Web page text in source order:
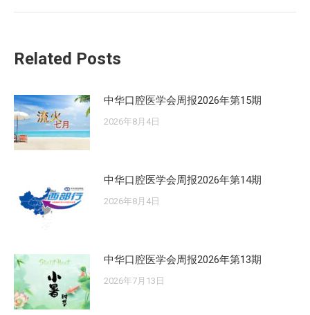
的
Related Posts
中华口腔医学会周报2026年第15期
2026年8月4日
中华口腔医学会周报2026年第14期
2026年8月4日
中华口腔医学会周报2026年第13期
2026年7月13日